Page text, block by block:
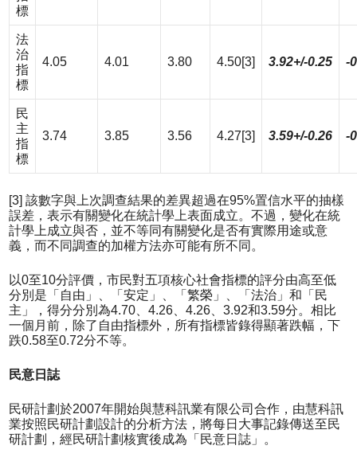
標
法
治
指
標
4.05 4.01 3.80 4.50[3] 3.92+/-0.25 -
民
主
指
標
3.74 3.85 3.56 4.27[3] 3.59+/-0.26 -
[3] 該數字與上次調查結果的差異超過在95%置信水平的抽樣
誤差，表示有關變化在統計學上表面成立。不過，變化在統
計學上成立與否，並不等同有關變化是否有實際用途或意
義，而不同調查的加權方法亦可能有所不同。
以0至10分評價，市民對五項核心社會指標的評分由高至低
分別是「自由」、「安定」、「繁榮」、「法治」和「民
主」，得分分別為4.70、4.26、4.26、3.92和3.59分。相比
一個月前，除了自由指標外，所有指標皆錄得顯著跌幅，下
跌0.58至0.72分不等。
民意日誌
民研計劃於2007年開始與慧科訊業有限公司合作，由慧科訊
業按照民研計劃設計的分析方法，將每日大事記錄傳送至民
研計劃，經民研計劃核實後成為「民意日誌」。